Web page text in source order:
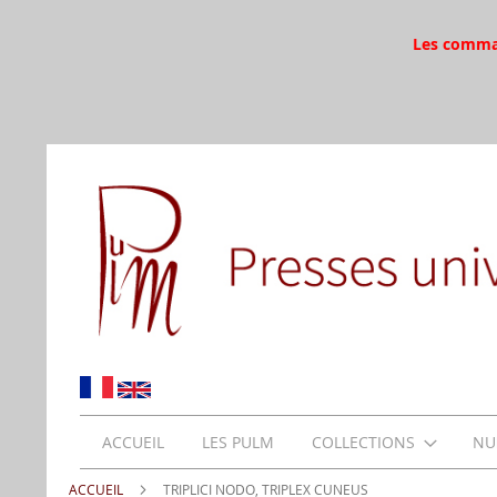
Les
ACCUEIL LES PULM COLLECTIONS
ACCUEIL TRIPLICI NODO, TRIPLEX CUNEUS